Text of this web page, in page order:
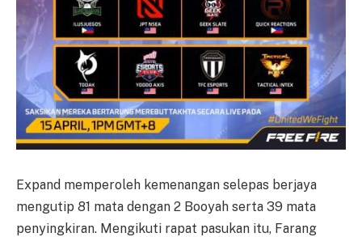
Expand memperoleh kemenangan selepas berjaya
mengutip 81 mata dengan 2 Booyah serta 39 mata
penyingkiran. Mengikuti rapat pasukan itu, Farang